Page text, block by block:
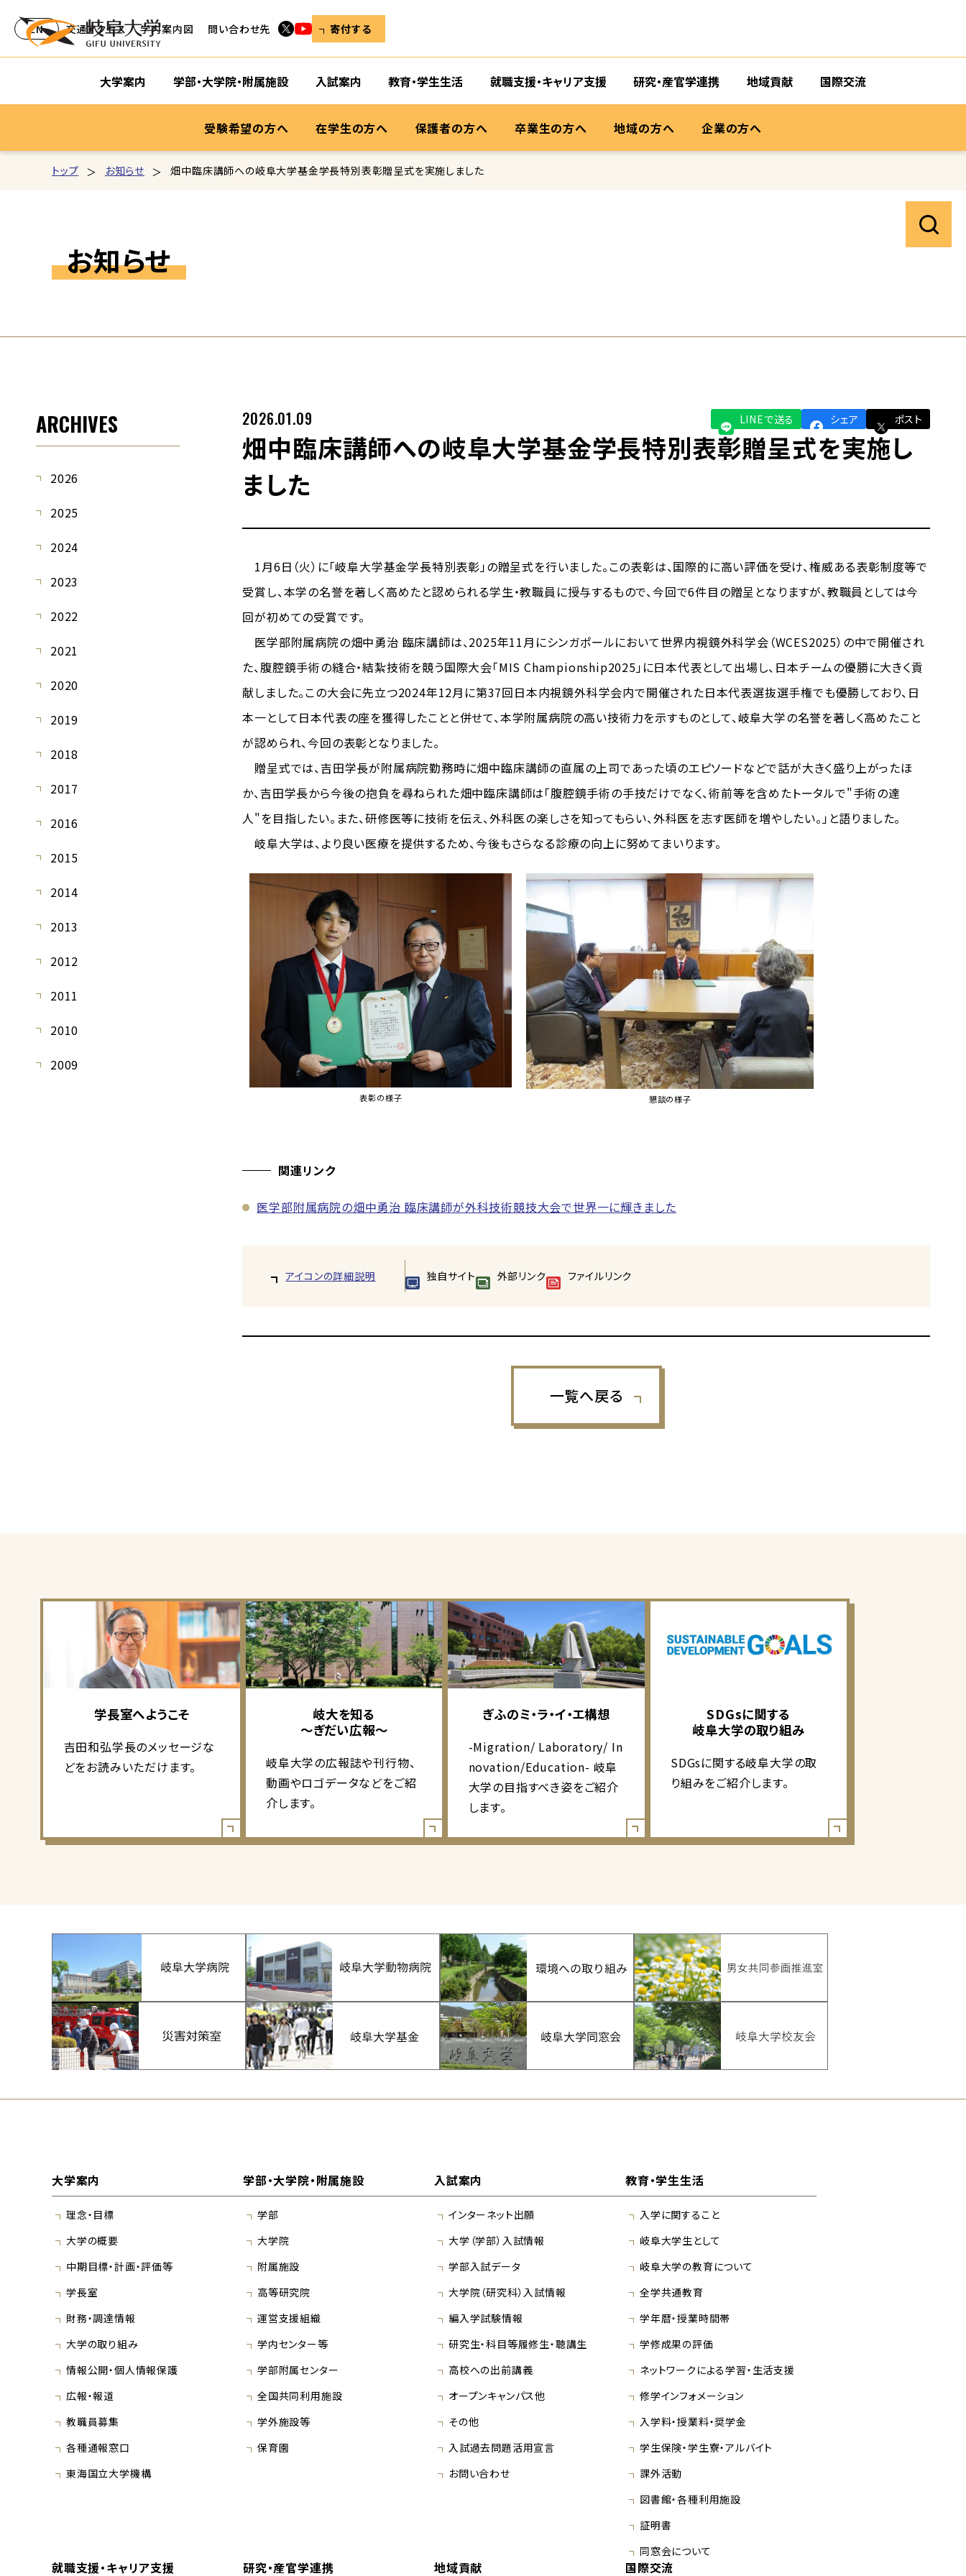
大学案内 学部・大学院・附属施設 入試案内 教育・学生生活 就職支援・キャリア支援 研究・産官学連携 地域貢献 国際交流
受験希望の方へ 在学生の方へ 保護者の方へ 卒業生の方へ 地域の方へ 企業の方へ
EN 交通アクセス 学内案内図 問い合わせ先 寄付する
トップ お知らせ 畑中臨床講師への岐阜大学基金学長特別表彰贈呈式を実施しました
お知らせ
畑中臨床講師への岐阜大学基金学長特別表彰贈呈式を実施し
ました
2026.01.09 LINEで送る シェア ポスト
1月6日（火）に「岐阜大学基金学長特別表彰」の贈呈式を行いました。この表彰は、国際的に高い評価を受け、権威ある表彰制度等で
受賞し、本学の名誉を著しく高めたと認められる学生・教職員に授与するもので、今回で6件目の贈呈となりますが、教職員としては今
回が初めての受賞です。
医学部附属病院の畑中勇治 臨床講師は、2025年11月にシンガポールにおいて世界内視鏡外科学会（WCES2025）の中で開催され
た、腹腔鏡手術の縫合・結紮技術を競う国際大会「MIS Championship2025」に日本代表として出場し、日本チームの優勝に大きく貢
献しました。この大会に先立つ2024年12月に第37回日本内視鏡外科学会内で開催された日本代表選抜選手権でも優勝しており、日
本一として日本代表の座を獲得したことと併せて、本学附属病院の高い技術力を示すものとして、岐阜大学の名誉を著しく高めたこと
が認められ、今回の表彰となりました。
贈呈式では、吉田学長が附属病院勤務時に畑中臨床講師の直属の上司であった頃のエピソードなどで話が大きく盛り上がったほ
か、吉田学長から今後の抱負を尋ねられた畑中臨床講師は「腹腔鏡手術の手技だけでなく、術前等を含めたトータルで"手術の達
人"を目指したい。また、研修医等に技術を伝え、外科医の楽しさを知ってもらい、外科医を志す医師を増やしたい。」と語りました。
岐阜大学は、より良い医療を提供するため、今後もさらなる診療の向上に努めてまいります。
表彰の様子 懇談の様子
関連リンク
医学部附属病院の畑中勇治 臨床講師が外科技術競技大会で世界一に輝きました
アイコンの詳細説明 独自サイト 外部リンク ファイルリンク
一覧へ戻る
ARCHIVES
2026
2025
2024
2023
2022
2021
2020
2019
2018
2017
2016
2015
2014
2013
2012
2011
2010
2009
学長室へようこそ
吉田和弘学長のメッセージな
どをお読みいただけます。
岐大を知る
～ぎだい広報～
岐阜大学の広報誌や刊行物、
動画やロゴデータなどをご紹
介します。
ぎふのミ・ラ・イ・エ構想
-Migration/ Laboratory/ In
novation/Education- 岐阜
大学の目指すべき姿をご紹介
します。
SDGsに関する
岐阜大学の取り組み
SDGsに関する岐阜大学の取
り組みをご紹介します。
大学案内
理念・目標
大学の概要
中期目標・計画・評価等
学長室
財務・調達情報
大学の取り組み
情報公開・個人情報保護
広報・報道
教職員募集
各種通報窓口
東海国立大学機構
学部・大学院・附属施設
学部
大学院
附属施設
高等研究院
運営支援組織
学内センター等
学部附属センター
全国共同利用施設
学外施設等
保育園
入試案内
インターネット出願
大学（学部）入試情報
学部入試データ
大学院（研究科）入試情報
編入学試験情報
研究生・科目等履修生・聴講生
高校への出前講義
オープンキャンパス他
その他
入試過去問題活用宣言
お問い合わせ
教育・学生生活
入学に関すること
岐阜大学生として
岐阜大学の教育について
全学共通教育
学年暦・授業時間帯
学修成果の評価
ネットワークによる学習・生活支援
修学インフォメーション
入学料・授業料・奨学金
学生保険・学生寮・アルバイト
課外活動
図書館・各種利用施設
証明書
同窓会について
就職支援・キャリア支援 研究・産官学連携 地域貢献 国際交流